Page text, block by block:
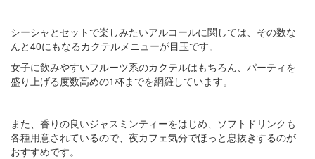
シーシャとセットで楽しみたいアルコールに関しては、その数な
んと40にもなるカクテルメニューが目玉です。
女子に飲みやすいフルーツ系のカクテルはもちろん、パーティを
盛り上げる度数高めの1杯までを網羅しています。
また、香りの良いジャスミンティーをはじめ、ソフトドリンクも
各種用意されているので、夜カフェ気分でほっと息抜きするのが
おすすめです。